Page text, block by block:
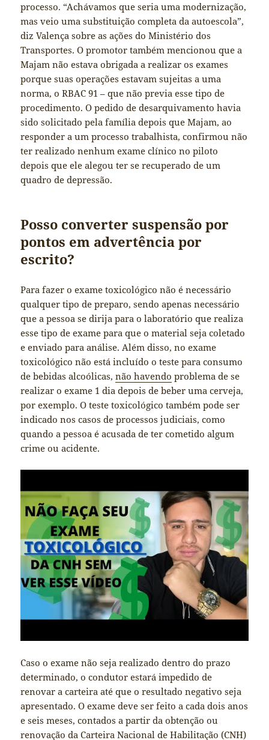
processo. “Achávamos que seria uma modernização,
mas veio uma substituição completa da autoescola”,
diz Valença sobre as ações do Ministério dos
Transportes. O promotor também mencionou que a
Majam não estava obrigada a realizar os exames
porque suas operações estavam sujeitas a uma
norma, o RBAC 91 – que não previa esse tipo de
procedimento. O pedido de desarquivamento havia
sido solicitado pela família depois que Majam, ao
responder a um processo trabalhista, confirmou não
ter realizado nenhum exame clínico no piloto
depois que ele alegou ter se recuperado de um
quadro de depressão.
Posso converter suspensão por
pontos em advertência por
escrito?
Para fazer o exame toxicológico não é necessário
qualquer tipo de preparo, sendo apenas necessário
que a pessoa se dirija para o laboratório que realiza
esse tipo de exame para que o material seja coletado
e enviado para análise. Além disso, no exame
toxicológico não está incluído o teste para consumo
de bebidas alcoólicas,não havendo problema de se
realizar o exame 1 dia depois de beber uma cerveja,
por exemplo. O teste toxicológico também pode ser
indicado nos casos de processos judiciais, como
quando a pessoa é acusada de ter cometido algum
crime ou acidente.
Caso o exame não seja realizado dentro do prazo
determinado, o condutor estará impedido de
renovar a carteira até que o resultado negativo seja
apresentado. O exame deve ser feito a cada dois anos
e seis meses, contados a partir da obtenção ou
renovação da Carteira Nacional de Habilitação (CNH)